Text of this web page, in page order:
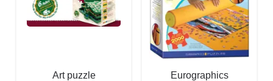
Art puzzle
Eurographics